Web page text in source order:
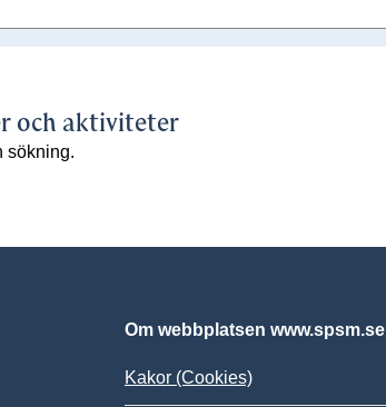
och aktiviteter
sökning.
Om webbplatsen www.spsm.se
Kakor (Cookies)